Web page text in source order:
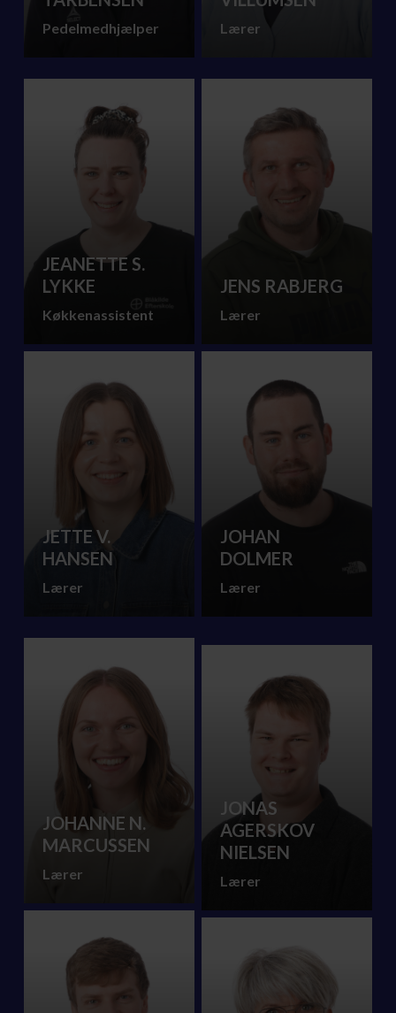
Pedelmedhjælper Lærer
JEANETTE S.
LYKKE
Køkkenassistent
JENS RABJERG
Lærer
JETTE V.
HANSEN
Lærer
JOHAN
DOLMER
Lærer
JOHANNE N.
MARCUSSEN
Lærer
JONAS
AGERSKOV
NIELSEN
Lærer